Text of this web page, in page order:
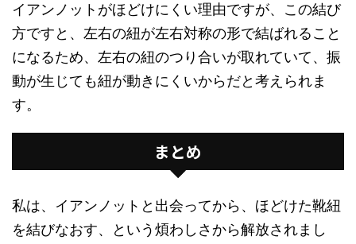
イアンノットがほどけにくい理由ですが、この結び
方ですと、左右の紐が左右対称の形で結ばれること
になるため、左右の紐のつり合いが取れていて、振
動が生じても紐が動きにくいからだと考えられま
す。
まとめ
私は、イアンノットと出会ってから、ほどけた靴紐
を結びなおす、という煩わしさから解放されまし